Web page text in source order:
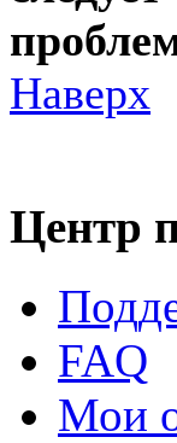
Наверх
Центр
FAQ
Мои